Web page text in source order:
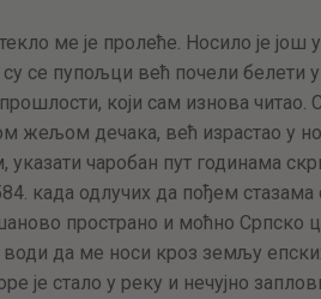
ме је пролеће. Носило је још
се пупољци већ почели белети
који сам изнова читао.
жељом дечака, већ израстао у
указати чаробан пут годинама
када одлучих да пођем стазама
пространо и моћно Српско
води да ме носи кроз земљу
је стало у реку и нечујно